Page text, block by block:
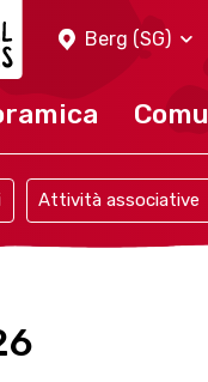
Berg (SG)
Attività associative